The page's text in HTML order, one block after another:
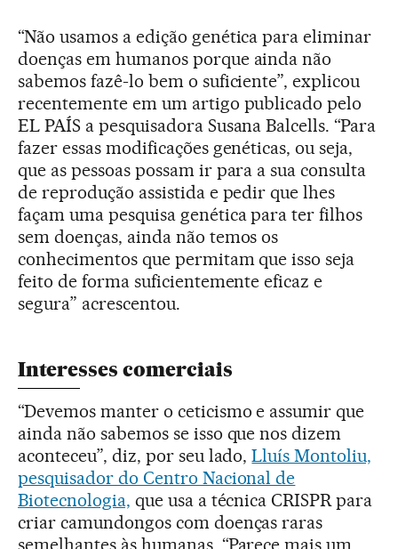
“Não usamos a edição genética para eliminar
doenças em humanos porque ainda não
sabemos fazê-lo bem o suficiente”, explicou
recentemente em um artigo publicado pelo
EL PAÍS a pesquisadora Susana Balcells. “Para
fazer essas modificações genéticas, ou seja,
que as pessoas possam ir para a sua consulta
de reprodução assistida e pedir que lhes
façam uma pesquisa genética para ter filhos
sem doenças, ainda não temos os
conhecimentos que permitam que isso seja
feito de forma suficientemente eficaz e
segura” acrescentou.
Interesses comerciais
“Devemos manter o ceticismo e assumir que
ainda não sabemos se isso que nos dizem
aconteceu”, diz, por seu lado,Lluís Montoliu,
pesquisador do Centro Nacional de
Biotecnologia, que usa a técnica CRISPR para
criar camundongos com doenças raras
semelhantes às humanas. “Parece mais um